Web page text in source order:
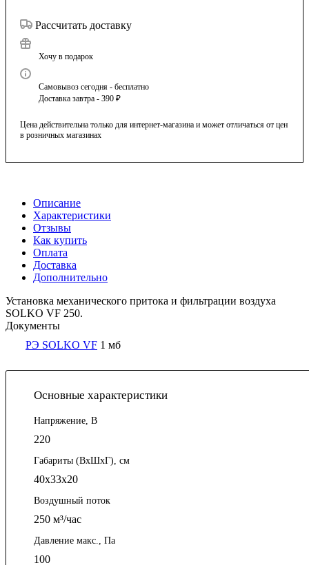
Рассчитать доставку
Хочу в подарок
Самовывоз сегодня - бесплатно
Доставка завтра - 390 ₽
Цена действительна только для интернет-магазина и может отличаться от цен
в розничных магазинах
Описание
Характеристики
Отзывы
Как купить
Оплата
Доставка
Дополнительно
Установка механического притока и фильтрации воздуха
SOLKO VF 250.
Документы
РЭ SOLKO VF 1 мб
Основные характеристики
Напряжение, В
220
Габариты (ВхШхГ), см
40х33х20
Воздушный поток
250 м³/час
Давление макс., Па
100